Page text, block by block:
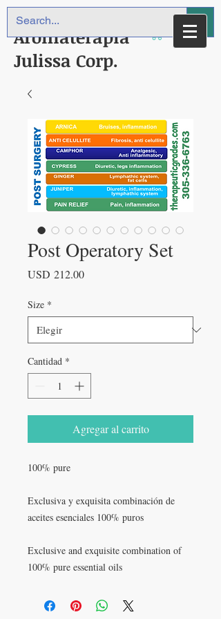
Aromaterapia
Julissa Corp.
Post Operatory Set
USD 212.00Precio
Size *
Cantidad *
Agregar al carrito
100% pure
Exclusiva y exquisita combinación de
aceites esenciales 100% puros
Exclusive and exquisite combination of
100% pure essential oils